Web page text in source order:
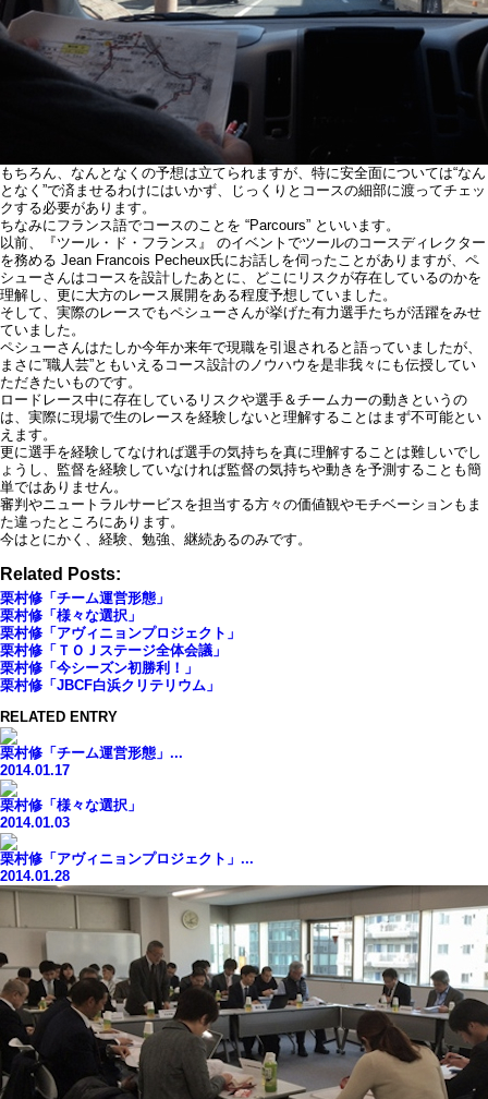
もちろん、なんとなくの予想は立てられますが、特に安全面については“なん
となく”で済ませるわけにはいかず、じっくりとコースの細部に渡ってチェッ
クする必要があります。
ちなみにフランス語でコースのことを “Parcours” といいます。
以前、『ツール・ド・フランス』 のイベントでツールのコースディレクター
を務める Jean Francois Pecheux氏にお話しを伺ったことがありますが、ペ
シューさんはコースを設計したあとに、どこにリスクが存在しているのかを
理解し、更に大方のレース展開をある程度予想していました。
そして、実際のレースでもペシューさんが挙げた有力選手たちが活躍をみせ
ていました。
ペシューさんはたしか今年か来年で現職を引退されると語っていましたが、
まさに”職人芸”ともいえるコース設計のノウハウを是非我々にも伝授してい
ただきたいものです。
ロードレース中に存在しているリスクや選手＆チームカーの動きというの
は、実際に現場で生のレースを経験しないと理解することはまず不可能とい
えます。
更に選手を経験してなければ選手の気持ちを真に理解することは難しいでし
ょうし、監督を経験していなければ監督の気持ちや動きを予測することも簡
単ではありません。
審判やニュートラルサービスを担当する方々の価値観やモチベーションもま
た違ったところにあります。
今はとにかく、経験、勉強、継続あるのみです。
Related Posts:
栗村修「チーム運営形態」
栗村修「様々な選択」
栗村修「アヴィニョンプロジェクト」
栗村修「ＴＯＪステージ全体会議」
栗村修「今シーズン初勝利！」
栗村修「JBCF白浜クリテリウム」
RELATED ENTRY
栗村修「チーム運営形態」...
2014.01.17
栗村修「様々な選択」
2014.01.03
栗村修「アヴィニョンプロジェクト」...
2014.01.28